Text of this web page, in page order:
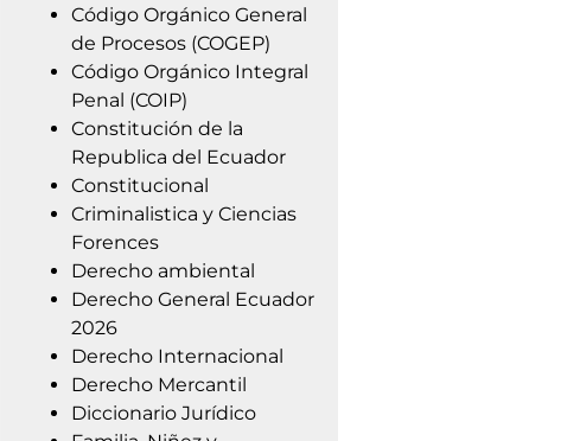
Código Orgánico General
de Procesos (COGEP)
Código Orgánico Integral
Penal (COIP)
Constitución de la
Republica del Ecuador
Constitucional
Criminalistica y Ciencias
Forences
Derecho ambiental
Derecho General Ecuador
2026
Derecho Internacional
Derecho Mercantil
Diccionario Jurídico